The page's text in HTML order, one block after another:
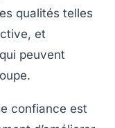
qualités telles
, et
qui peuvent
confiance est